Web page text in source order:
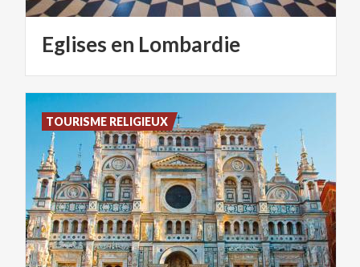
Eglises en Lombardie
TOURISME RELIGIEUX